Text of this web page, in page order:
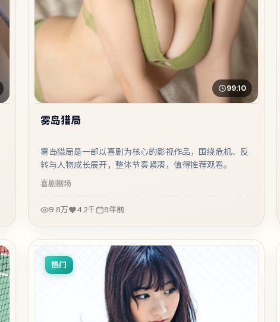
99:10
雾岛猎局
雾岛猎局是一部以喜剧为核心的影视作品，围绕危机、反
转与人物成长展开，整体节奏紧凑，值得推荐观看。
喜剧剧场
9.8万 4.2千 8年前
热门